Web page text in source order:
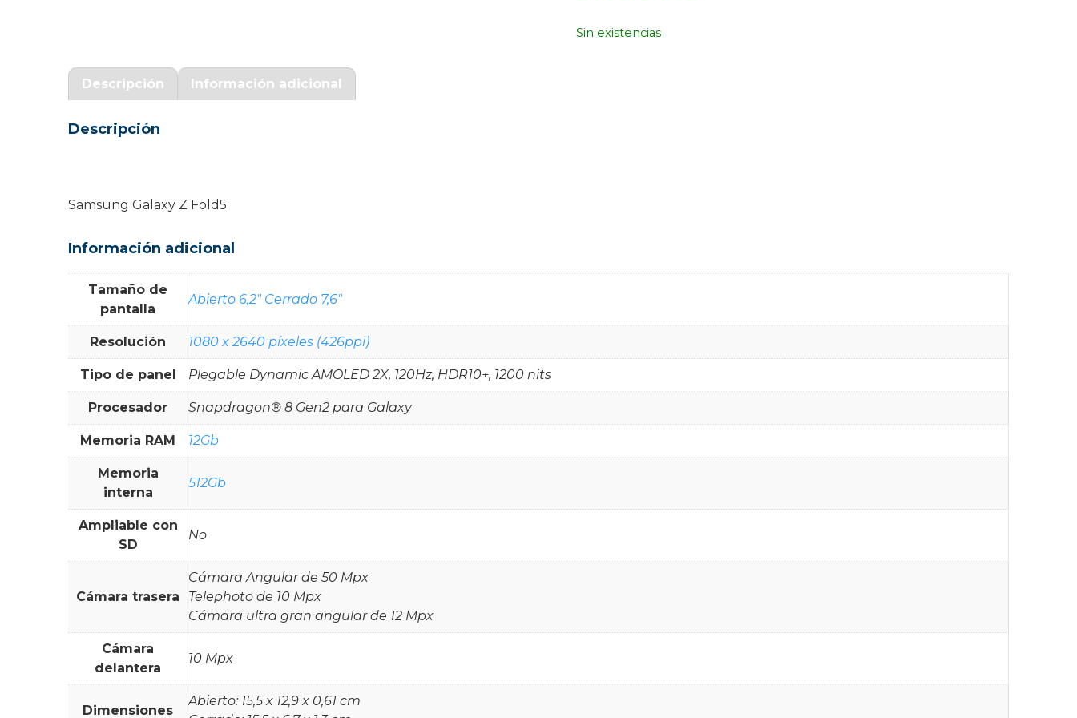
Sin existencias
Descripción Información adicional
Descripción
Samsung Galaxy Z Fold5
Información adicional
Tamaño de
pantalla
Abierto 6,2" Cerrado 7,6"
Resolución 1080 x 2640 píxeles (426ppi)
Tipo de panel Plegable Dynamic AMOLED 2X, 120Hz, HDR10+, 1200 nits
Procesador Snapdragon® 8 Gen2 para Galaxy
Memoria RAM 12Gb
Memoria
interna
512Gb
Ampliable con
SD
No
Cámara trasera
Cámara Angular de 50 Mpx
Telephoto de 10 Mpx
Cámara ultra gran angular de 12 Mpx
Cámara
delantera
10 Mpx
Dimensiones
Abierto: 15,5 x 12,9 x 0,61 cm